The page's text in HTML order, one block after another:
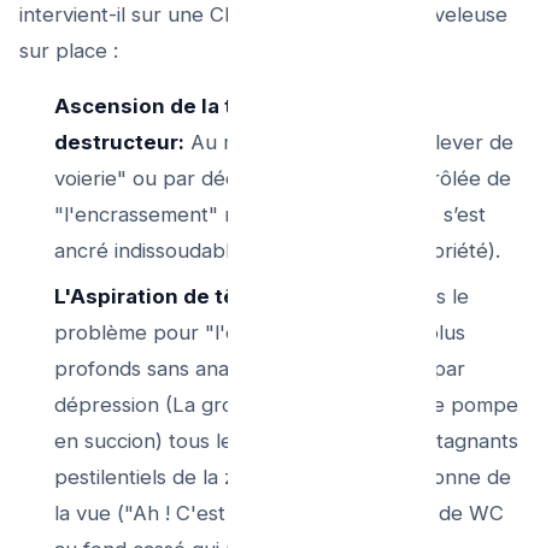
intervient-il sur une Chambre Engorgée graveleuse
sur place :
Ascension de la taque sans marteau
destructeur: Au moyen de clés "bec à lever de
voierie" ou par découpe meuleuse contrôlée de
"l'encrassement" millimétrique si l'alliage s’est
ancré indissoudable (par l'âge de la propriété).
L'Aspiration de tête :
On ne pousse pas le
problème pour "l'empirer aux regards plus
profonds sans analyse". Le camion vide par
dépression (La grosse trompe de la cuve pompe
en succion) tous les centaines de litres stagnants
pestilentiels de la zone chambre. Cela donne de
la vue ("Ah ! C'est le petit tuyau gauche de WC